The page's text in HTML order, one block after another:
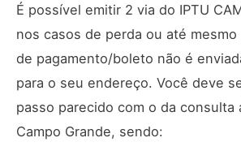
É possível emitir 2 via do IPTU
nos casos de perda ou até
de pagamento/boleto não é
para o seu endereço. Você deve
passo parecido com o da consulta
Campo Grande, sendo: